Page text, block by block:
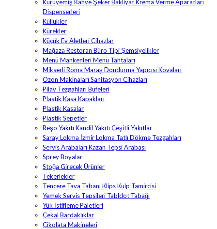
Kuruyemiş Kahve Şeker Bakliyat Krema Verme Aparatları
Dispenserleri
Küllükler
Kürekler
Küçük Ev Aletleri Cihazlar
Mağaza Restoran Büro Tipi Şemsiyelikler
Menü Mankenleri Menü Tahtaları
Mikserli Roma Maraş Dondurma Yapıcısı Kovaları
Ozon Makinaları Sanitasyon Cihazları
Pilav Tezgahları Büfeleri
Plastik Kasa Kapakları
Plastik Kasalar
Plastik Sepetler
Reşo Yakıtı Kandil Yakıtı Çeşitli Yakıtlar
Saray Lokma İzmir Lokma Tatlı Dökme Tezgahları
Servis Arabaları Kazan Tepsi Arabası
Sprey Boyalar
Stoğa Girecek Ürünler
Tekerlekler
Tencere Tava Tabanı Klips Kulp Tamircisi
Yemek Servis Tepsileri Tabldot Tabağı
Yük İstifleme Paletleri
Çekal Bardaklıklar
Çikolata Makineleri